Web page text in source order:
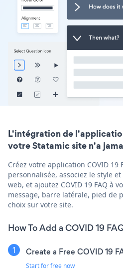
L'intégration de
votre Statamic site n'a
Créez votre application COVID 19
personnalisée, associez le style
web, et ajoutez COVID 19 FAQ à
message, barre latérale, pied de
choix sur votre site.
How To Add a COVID 19
Create a Free COVID 19
Start for free now